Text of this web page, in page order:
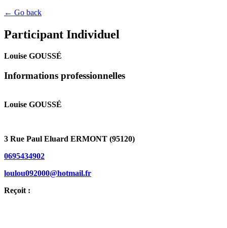
← Go back
Participant Individuel
Louise GOUSSÉ
Informations professionnelles
Louise GOUSSÉ
3 Rue Paul Eluard ERMONT (95120)
0695434902
loulou092000@hotmail.fr
Reçoit :